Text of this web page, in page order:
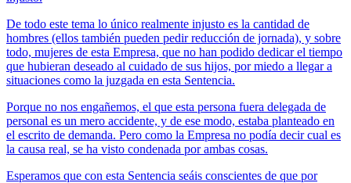
De todo este tema lo único realmente injusto es la cantidad de
hombres (ellos también pueden pedir reducción de jornada), y sobre
todo, mujeres de esta Empresa, que no han podido dedicar el tiempo
que hubieran deseado al cuidado de sus hijos, por miedo a llegar a
situaciones como la juzgada en esta Sentencia.
Porque no nos engañemos, el que esta persona fuera delegada de
personal es un mero accidente, y de ese modo, estaba planteado en
el escrito de demanda. Pero como la Empresa no podía decir cual es
la causa real, se ha visto condenada por ambas cosas.
Esperamos que con esta Sentencia seáis conscientes de que por